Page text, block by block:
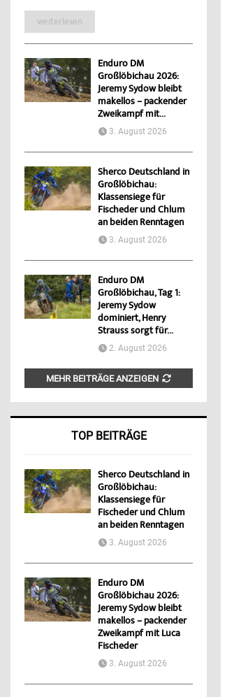
weiterlesen
Enduro DM
Großlöbichau 2026:
Jeremy Sydow bleibt
makellos – packender
Zweikampf mit...
3. August 2026
Sherco Deutschland in
Großlöbichau:
Klassensiege für
Fischeder und Chlum
an beiden Renntagen
3. August 2026
Enduro DM
Großlöbichau, Tag 1:
Jeremy Sydow
dominiert, Henry
Strauss sorgt für...
2. August 2026
MEHR BEITRÄGE ANZEIGEN
TOP BEITRÄGE
Sherco Deutschland in
Großlöbichau:
Klassensiege für
Fischeder und Chlum
an beiden Renntagen
3. August 2026
Enduro DM
Großlöbichau 2026:
Jeremy Sydow bleibt
makellos – packender
Zweikampf mit Luca
Fischeder
3. August 2026